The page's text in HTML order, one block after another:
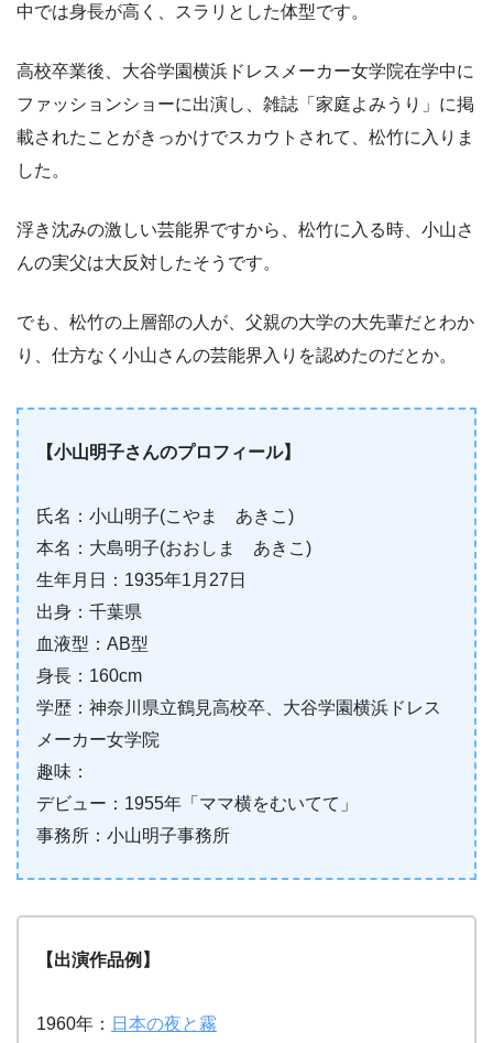
中では身長が高く、スラリとした体型です。
高校卒業後、大谷学園横浜ドレスメーカー女学院在学中に
ファッションショーに出演し、雑誌「家庭よみうり」に掲
載されたことがきっかけでスカウトされて、松竹に入りま
した。
浮き沈みの激しい芸能界ですから、松竹に入る時、小山さ
んの実父は大反対したそうです。
でも、松竹の上層部の人が、父親の大学の大先輩だとわか
り、仕方なく小山さんの芸能界入りを認めたのだとか。
【小山明子さんのプロフィール】
氏名：小山明子(こやま あきこ)
本名：大島明子(おおしま あきこ)
生年月日：1935年1月27日
出身：千葉県
血液型：AB型
身長：160cm
学歴：神奈川県立鶴見高校卒、大谷学園横浜ドレス
メーカー女学院
趣味：
デビュー：1955年「ママ横をむいてて」
事務所：小山明子事務所
【出演作品例】
1960年： 日本の夜と霧